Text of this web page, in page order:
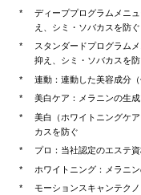
ディーププログラムメニ
え、シミ・ソバカスを防ぐ
スタンダードプログラム
抑え、シミ・ソバカスを防
連動：連動した美容成分
美白ケア：メラニンの生
美白（ホワイトニングケ
カスを防ぐ
プロ：当社認定のエステ
ホワイトニング：メラニ
モーションスキャンテク